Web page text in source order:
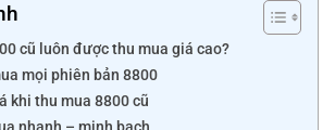
cũ luôn được thu mua giá cao?
mọi phiên bản 8800
khi thu mua 8800 cũ